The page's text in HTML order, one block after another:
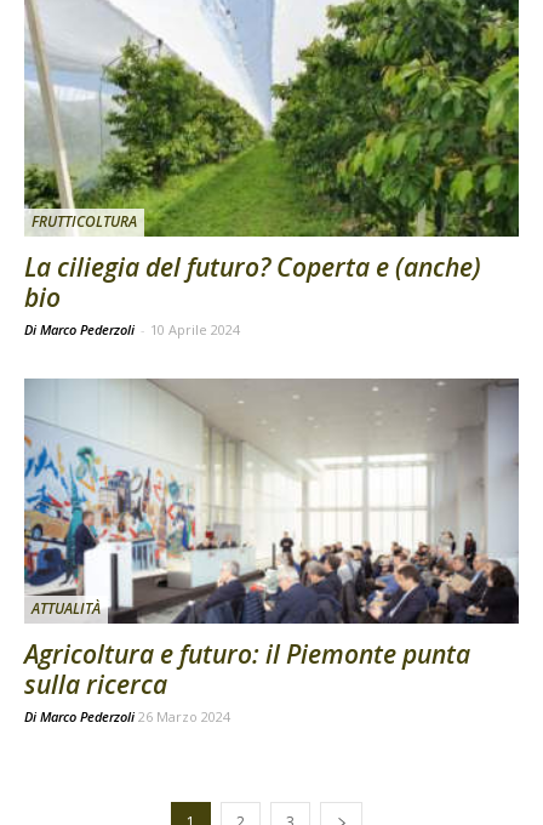
FRUTTICOLTURA
La ciliegia del futuro? Coperta e (anche)
bio
Di Marco Pederzoli - 10 Aprile 2024
ATTUALITÀ
Agricoltura e futuro: il Piemonte punta
sulla ricerca
Di Marco Pederzoli 26 Marzo 2024